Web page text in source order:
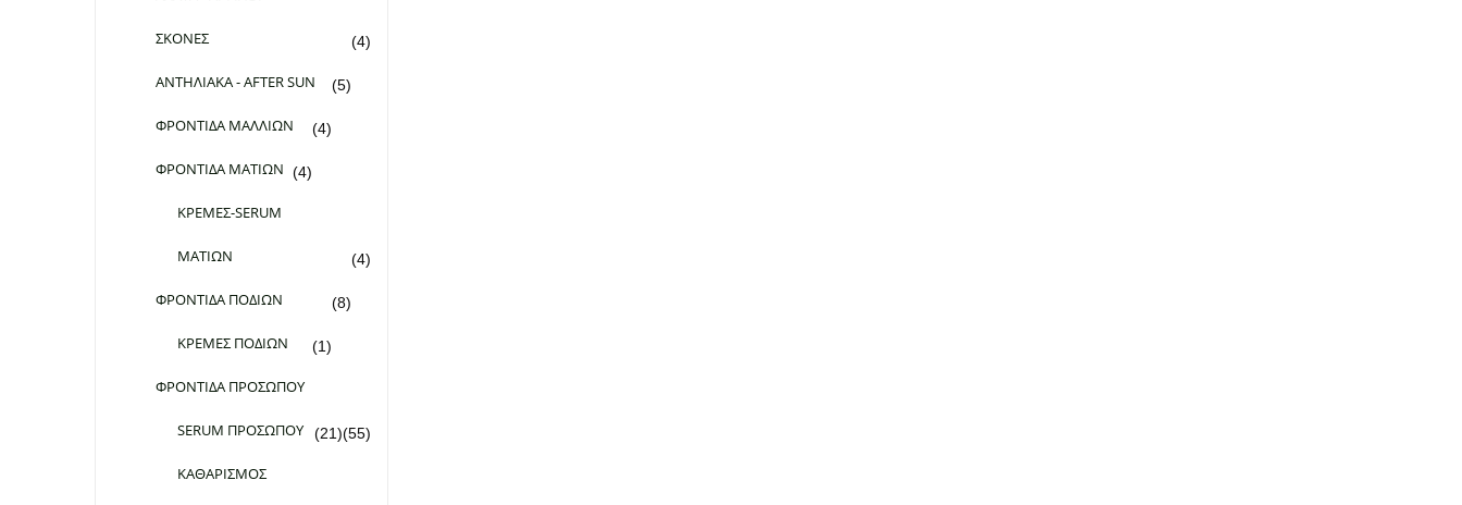
ΣΚΟΝΕΣ (4)
ΑΝΤΗΛΙΑΚΑ - AFTER SUN (5)
ΦΡΟΝΤΙΔΑ ΜΑΛΛΙΩΝ (4)
ΦΡΟΝΤΙΔΑ ΜΑΤΙΩΝ (4)
ΚΡΕΜΕΣ-SERUM
ΜΑΤΙΩΝ (4)
ΦΡΟΝΤΙΔΑ ΠΟΔΙΩΝ (8)
ΚΡΕΜΕΣ ΠΟΔΙΩΝ (1)
ΦΡΟΝΤΙΔΑ ΠΡΟΣΩΠΟΥ
(55)
SERUM ΠΡΟΣΩΠΟΥ (21)
ΚΑΘΑΡΙΣΜΟΣ